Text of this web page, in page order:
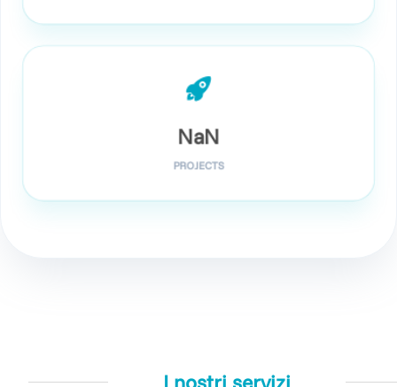
NaN
PROJECTS